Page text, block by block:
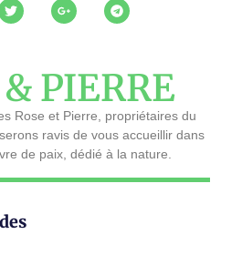
PIERRE
Rose et Pierre, propriétaires du
ravis de vous accueillir dans
de paix, dédié à la nature.